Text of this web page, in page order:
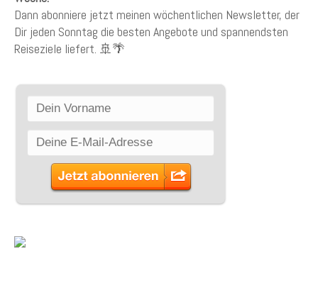
Dann abonniere jetzt meinen wöchentlichen Newsletter, der
Dir jeden Sonntag die besten Angebote und spannendsten
Reiseziele liefert. 🚢🌴